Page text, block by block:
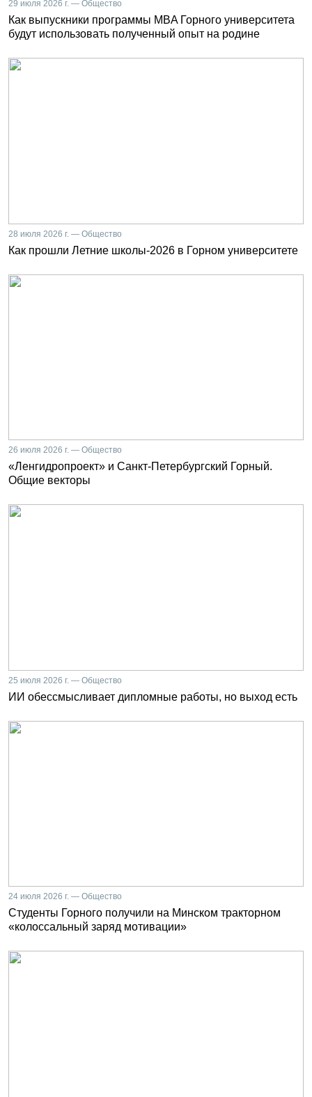
29 июля 2026 г. — Общество
Как выпускники программы MBA Горного университета
будут использовать полученный опыт на родине
28 июля 2026 г. — Общество
Как прошли Летние школы-2026 в Горном университете
26 июля 2026 г. — Общество
«Ленгидропроект» и Санкт-Петербургский Горный.
Общие векторы
25 июля 2026 г. — Общество
ИИ обессмысливает дипломные работы, но выход есть
24 июля 2026 г. — Общество
Студенты Горного получили на Минском тракторном
«колоссальный заряд мотивации»